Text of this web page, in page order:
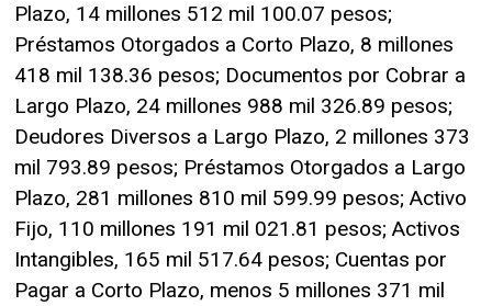
Plazo, 14 millones 512 mil 100.07 pesos;
Préstamos Otorgados a Corto Plazo, 8 millones
418 mil 138.36 pesos; Documentos por Cobrar a
Largo Plazo, 24 millones 988 mil 326.89 pesos;
Deudores Diversos a Largo Plazo, 2 millones 373
mil 793.89 pesos; Préstamos Otorgados a Largo
Plazo, 281 millones 810 mil 599.99 pesos; Activo
Fijo, 110 millones 191 mil 021.81 pesos; Activos
Intangibles, 165 mil 517.64 pesos; Cuentas por
Pagar a Corto Plazo, menos 5 millones 371 mil